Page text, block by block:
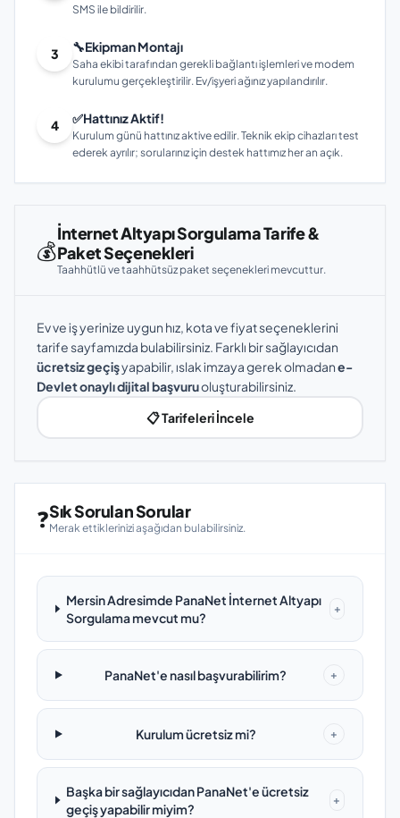
SMS ile bildirilir.
3 🔧Ekipman Montajı
Saha ekibi tarafından gerekli bağlantı işlemleri ve modem
kurulumu gerçekleştirilir. Ev/işyeri ağınız yapılandırılır.
4 ✅Hattınız Aktif!
Kurulum günü hattınız aktive edilir. Teknik ekip cihazları test
ederek ayrılır; sorularınız için destek hattımız her an açık.
💰
İnternet Altyapı Sorgulama Tarife &
Paket Seçenekleri
Taahhütlü ve taahhütsüz paket seçenekleri mevcuttur.
Ev ve iş yerinize uygun hız, kota ve fiyat seçeneklerini
tarife sayfamızda bulabilirsiniz. Farklı bir sağlayıcıdan
ücretsiz geçişyapabilir, ıslak imzaya gerek olmadane-
Devlet onaylı dijital başvuruoluşturabilirsiniz.
📋 Tarifeleri İncele
❓Sık Sorulan Sorular
Merak ettiklerinizi aşağıdan bulabilirsiniz.
Mersin Adresimde PanaNet İnternet Altyapı
Sorgulama mevcut mu?
+
PanaNet'e nasıl başvurabilirim? +
Kurulum ücretsiz mi? +
Başka bir sağlayıcıdan PanaNet'e ücretsiz
geçiş yapabilir miyim?
+